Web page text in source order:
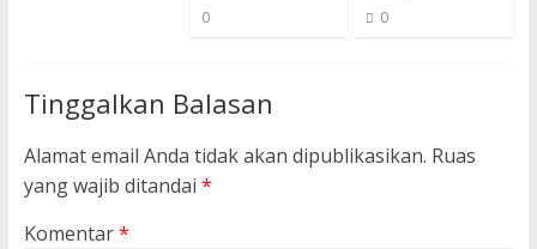
0
0
Tinggalkan Balasan
Alamat email Anda tidak akan dipublikasikan. Ruas
yang wajib ditandai *
Komentar*